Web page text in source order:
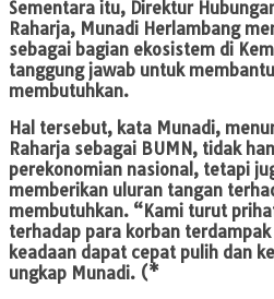
Sementara itu, Direktur
Raharja, Munadi Herlambang
sebagai bagian ekosistem di
tanggung jawab untuk
membutuhkan.
Hal tersebut, kata Munadi,
Raharja sebagai BUMN, tidak
perekonomian nasional, tetapi
memberikan uluran tangan
membutuhkan. “Kami turut
terhadap para korban
keadaan dapat cepat pulih dan
ungkap Munadi. (*